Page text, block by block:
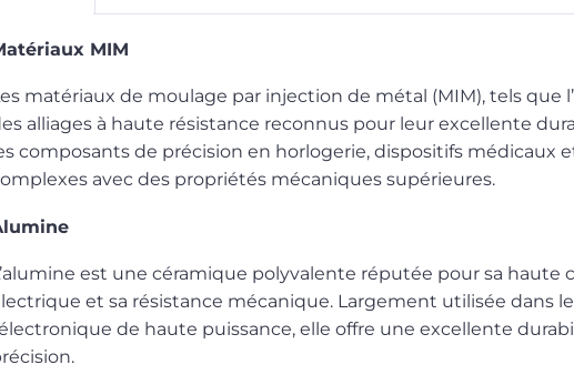
MIM
matériaux de moulage par injection de métal (MIM), tels que
alliages à haute résistance reconnus pour leur excellente
composants de précision en horlogerie, dispositifs
avec des propriétés mécaniques supérieures.
est une céramique polyvalente réputée pour sa
et sa résistance mécanique. Largement utilisée dans
de haute puissance, elle offre une excellente